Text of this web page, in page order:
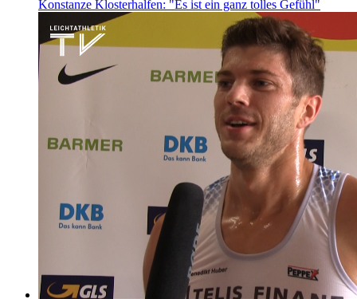
Konstanze Klosterhalfen: "Es ist ein ganz tolles Gefühl"